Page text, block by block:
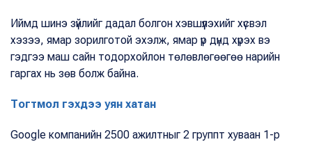
Иймд шинэ зүйлийг дадал болгон хэвшүүлэхийг хүсвэл
хэзээ, ямар зорилготой эхэлж, ямар үр дүнд хүрэх вэ
гэдгээ маш сайн тодорхойлон төлөвлөгөөгөө нарийн
гаргах нь зөв болж байна.
Тогтмол гэхдээ уян хатан
Google компанийн 2500 ажилтныг 2 группт хуваан 1-р